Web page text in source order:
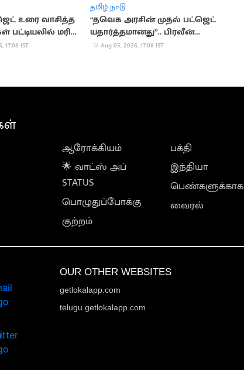
உரை வாசித்த
பட்டியலில் மரிய
17:08 IST
தமிழ் நாடு
“தவெக அரசின் முதல் பட்ஜெட்
யதார்த்தமானது”.. பிரவீன்
சக்ரவர்த்தி கருத்து
Aug 05, 2026, 17:08 IST
ஆரோக்கியம்
🌟 வாட்ஸ் அப்
STATUS
பொழுதுப்போக்கு
குற்றம்
பக்தி
இந்தியா
பெண்களுக்காக
வைரல்
OUR OTHER WEBSITES
getlokalapp.com
telugu.getlokalapp.com